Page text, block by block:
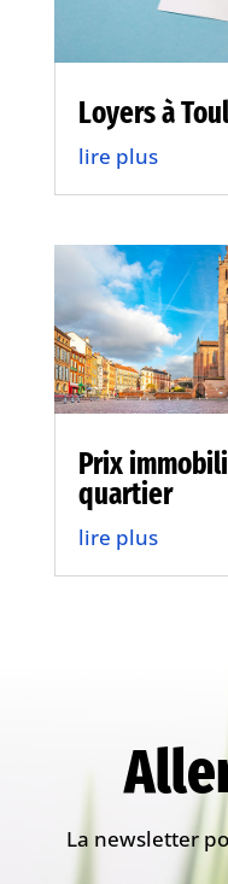
Loyers à
lire plus
Prix
quartier
lire plus
La newsletter